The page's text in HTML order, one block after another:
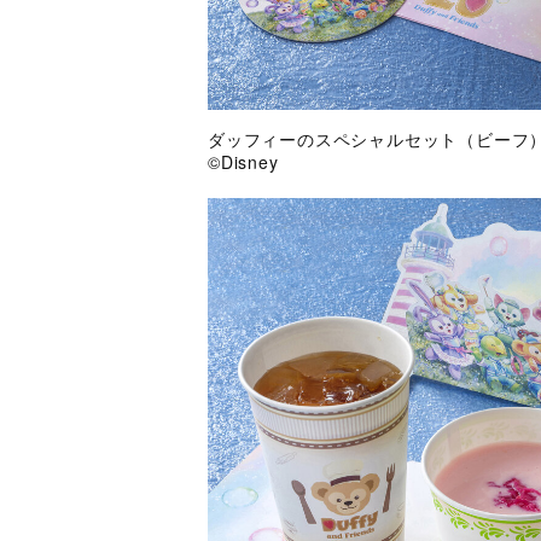
ダッフィーのスペシャルセット（ビ
©Disney